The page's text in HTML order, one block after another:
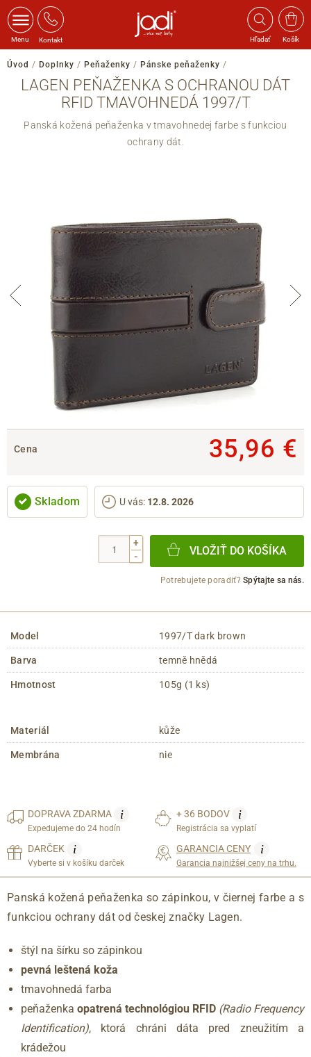
Menu Kontakt Hľadať Košík
Úvod / Doplnky / Peňaženky / Pánske peňaženky /
LAGEN PEŇAŽENKA S OCHRANOU DÁT
RFID TMAVOHNEDÁ 1997/T
Panská kožená peňaženka v tmavohnedej farbe s funkciou
ochrany dát.
Cena 35,96 €
Skladom U vás: 12.8. 2026
+
-
VLOŽIŤ DO KOŠÍKA
Potrebujete poradiť?Spýtajte sa nás.
Model 1997/T dark brown
Barva temně hnědá
Hmotnost 105g (1 ks)
Materiál kůže
Membrána nie
DOPRAVAZDARMA i
Expedujeme do 24 hodín
+ 36 BODOV i
Registrácia sa vyplatí
DARČEK i
Vyberte si v košíku darček
GARANCIA CENY i
Garancia najnižšej ceny na trhu.
Panská kožená peňaženka so zápinkou, v čiernej farbe a s
funkciou ochrany dát od českej značky Lagen.
štýl na šírku so zápinkou
pevná leštená koža
tmavohnedá farba
peňaženka opatrená technológiou RFID (Radio Frequency
Identification), ktorá chráni dáta pred zneužitím a
krádežou